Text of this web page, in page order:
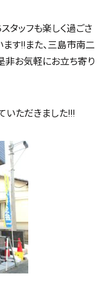
タッフも楽しく過ごさ
ます!!また、三島市南二
非お気軽にお立ち寄り
いただきました!!!